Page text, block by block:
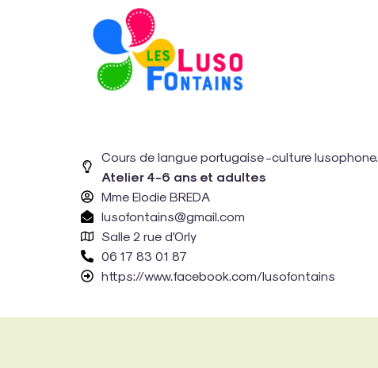
Cours de langue portugaise -culture lusophone.
Atelier 4-6 ans et adultes
Mme Elodie BREDA
lusofontains@gmail.com
Salle 2 rue d’Orly
06 17 83 01 87
https://www.facebook.com/lusofontains